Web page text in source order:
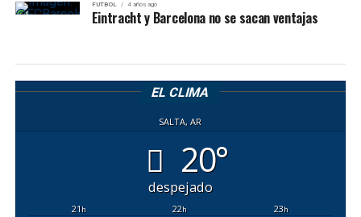
FUTBOL 4 años ago
Eintracht y Barcelona no se sacan ventajas
EL CLIMA
SALTA, AR
20°
despejado
21h 22h 23h